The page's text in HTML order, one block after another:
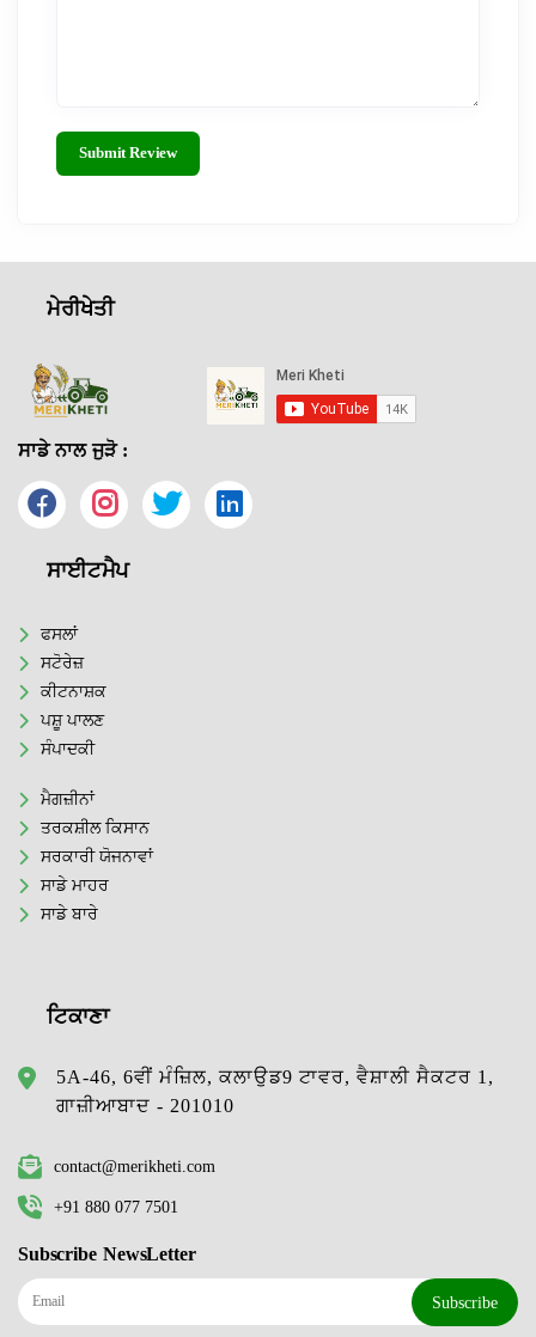
Submit Review
ਮੇਰੀਖੇਤੀ
ਸਾਡੇ ਨਾਲ ਜੁੜੋ :
ਸਾਈਟਮੈਪ
ਫਸਲਾਂ
ਸਟੋਰੇਜ਼
ਕੀਟਨਾਸ਼ਕ
ਪਸ਼ੂ ਪਾਲਣ
ਸੰਪਾਦਕੀ
ਮੈਗਜ਼ੀਨਾਂ
ਤਰਕਸ਼ੀਲ ਕਿਸਾਨ
ਸਰਕਾਰੀ ਯੋਜਨਾਵਾਂ
ਸਾਡੇ ਮਾਹਰ
ਸਾਡੇ ਬਾਰੇ
ਟਿਕਾਣਾ
5A-46, 6ਵੀਂ ਮੰਜ਼ਿਲ, ਕਲਾਉਡ9 ਟਾਵਰ, ਵੈਸ਼ਾਲੀ ਸੈਕਟਰ 1,
ਗਾਜ਼ੀਆਬਾਦ - 201010
contact@merikheti.com
+91 880 077 7501
Subscribe NewsLetter
Subscribe